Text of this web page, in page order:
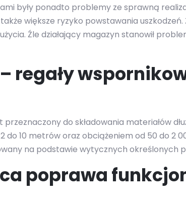
były ponadto problemy ze sprawną
większe ryzyko powstawania
Źle działający magazyn stanowił
regały
do składowania materiałów
do 10 metrów oraz obciążeniem od 50 do 2
na podstawie wytycznych określonych
poprawa